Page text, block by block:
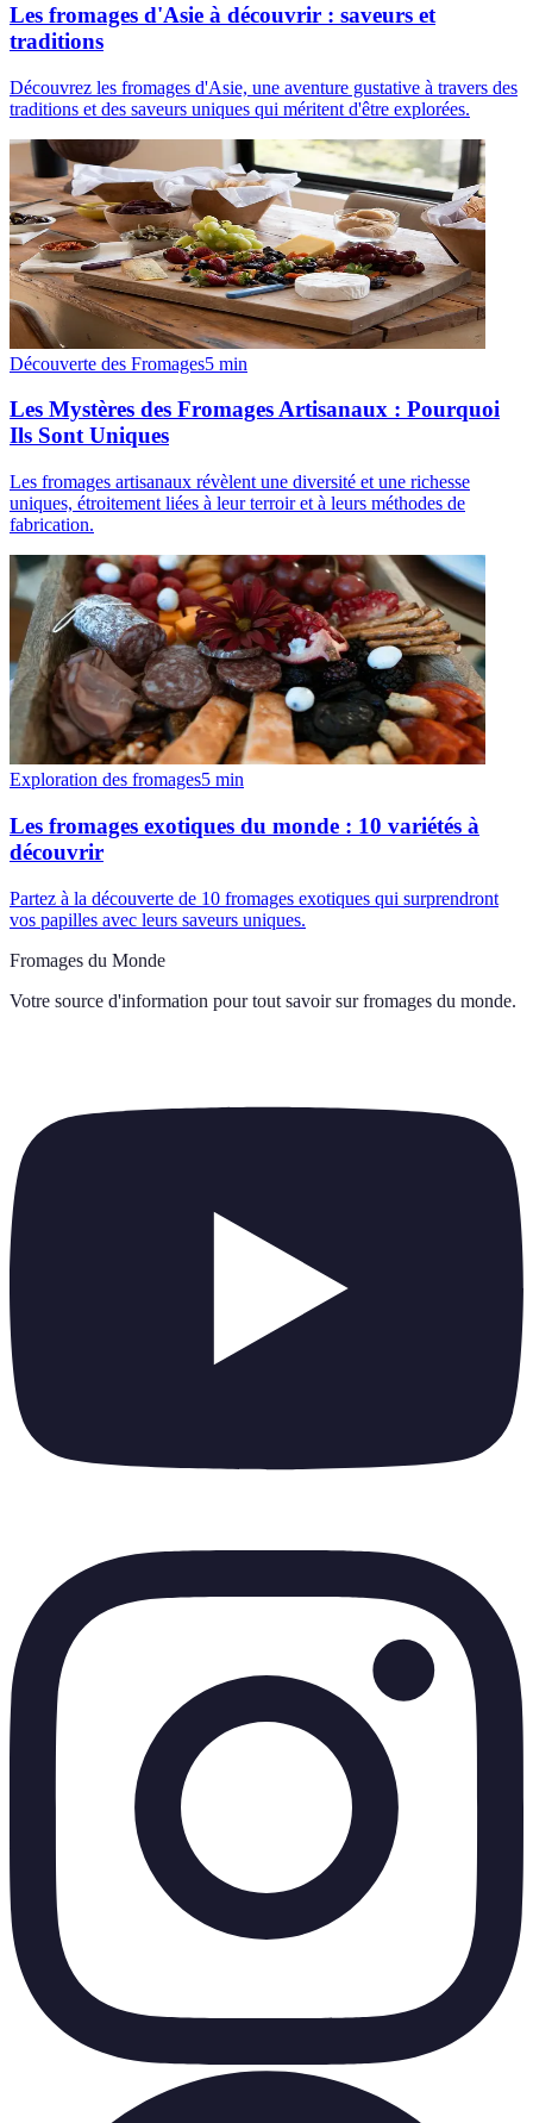
Les fromages d'Asie à découvrir : saveurs et
traditions
Découvrez les fromages d'Asie, une aventure gustative à travers des
traditions et des saveurs uniques qui méritent d'être explorées.
Découverte des Fromages5 min
Les Mystères des Fromages Artisanaux : Pourquoi
Ils Sont Uniques
Les fromages artisanaux révèlent une diversité et une richesse
uniques, étroitement liées à leur terroir et à leurs méthodes de
fabrication.
Exploration des fromages5 min
Les fromages exotiques du monde : 10 variétés à
découvrir
Partez à la découverte de 10 fromages exotiques qui surprendront
vos papilles avec leurs saveurs uniques.
Fromages du Monde
Votre source d'information pour tout savoir sur fromages du monde.